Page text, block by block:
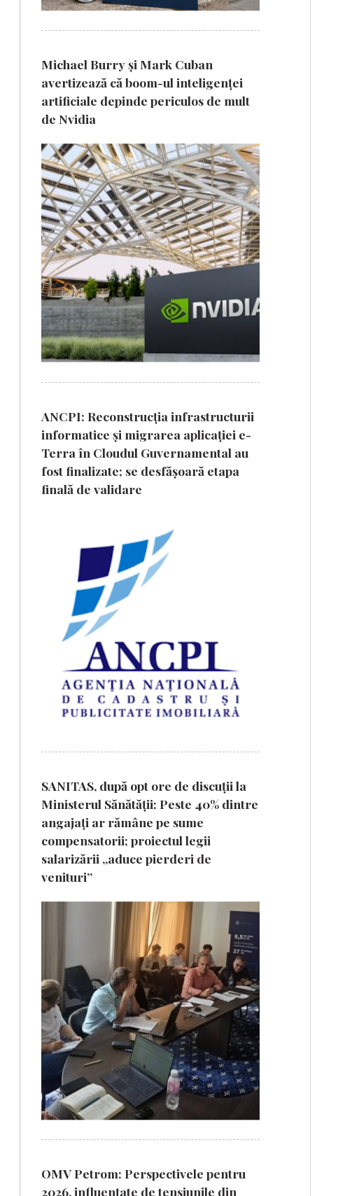
Michael Burry și Mark Cuban
avertizează că boom-ul inteligenței
artificiale depinde periculos de mult
de Nvidia
ANCPI: Reconstrucția infrastructurii
informatice și migrarea aplicației e-
Terra în Cloudul Guvernamental au
fost finalizate; se desfășoară etapa
finală de validare
SANITAS, după opt ore de discuții la
Ministerul Sănătății: Peste 40% dintre
angajați ar rămâne pe sume
compensatorii; proiectul legii
salarizării „aduce pierderi de
venituri”
OMV Petrom: Perspectivele pentru
2026, influențate de tensiunile din